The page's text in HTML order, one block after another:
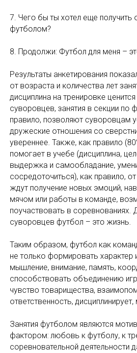
7. Чего бы ты хотел еще получить
футболом?
8. Продолжи: Футбол для меня –
Результаты анкетирования
от возраста и количества лет
дисциплина на тренировке
суворовцев, занятия в секции по
правило, позволяют суворовцам
дружеские отношения со
увереннее. Также, как правило
помогает в учебе (дисциплина,
выдержка и самообладание,
сосредоточиться), как правило,
ждут получение новых эмоций,
мячом или работы в команде,
поучаствовать в соревнованиях.
суворовцев футбол – это жизнь.
Таким образом, футбол как
не только формировать характер
мышление, внимание, память,
способствовать объединению
чувство товарищества,
ответственность, дисциплинирует,
Занятия футболом являются
фактором: любовь к футболу, к
соревновательной деятельности